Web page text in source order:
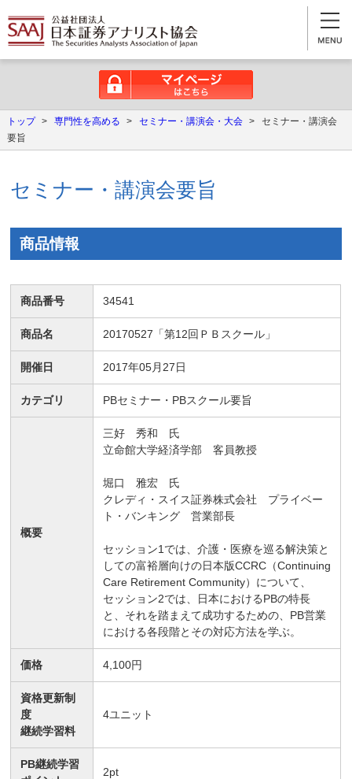
トップ > 専門性を高める > セミナー・講演会・大会 >
セミナー・講演会
要旨
セミナー・講演会要旨
商品情報
商品番号 34541
商品名 20170527「第12回ＰＢスクール」
開催日 2017年05月27日
カテゴリ PBセミナー・PBスクール要旨
概要
三好 秀和 氏
立命館大学経済学部 客員教授
堀口 雅宏 氏
クレディ・スイス証券株式会社 プライベー
ト・バンキング 営業部長
セッション1では、介護・医療を巡る解決策と
しての富裕層向けの日本版CCRC（Continuing
Care Retirement Community）について、
セッション2では、日本におけるPBの特長
と、それを踏まえて成功するための、PB営業
における各段階とその対応方法を学ぶ。
価格 4,100円
資格更新制
度
継続学習料
4ユニット
PB継続学習
2pt